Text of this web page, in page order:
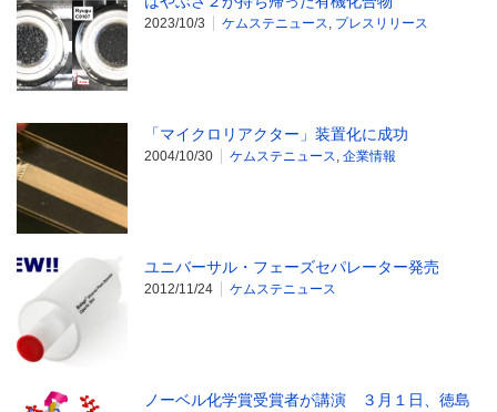
2023/10/3 ケムステニュース プレスリリース
「マイクロリアクター」装置化に成功
2004/10/30 ケムステニュース 企業情報
ユニバーサル・フェーズセパレーター発売
2012/11/24 ケムステニュース
ノーベル化学賞受賞者が講演 ３月１日、徳島